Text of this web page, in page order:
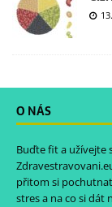
O NÁS
Buďte fit a užívejte
přitom si
stres a na co si dát